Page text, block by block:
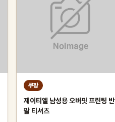
쿠팡
제이티엘 남성용 오버핏 프린팅 반
팔 티셔츠